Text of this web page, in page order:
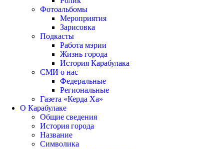
Фотоальбомы
Мероприятия
Зарисовка
Подкасты
Работа мэрии
Жизнь города
История Карабулака
СМИ о нас
Федеральные
Региональные
Газета «Керда Ха»
О Карабулаке
Общие сведения
История города
Название
Символика